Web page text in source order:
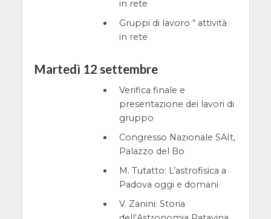
in rete
Gruppi di lavoro “ attività
in rete
Martedì 12 settembre
Verifica finale e
presentazione dei lavori di
gruppo
Congresso Nazionale SAIt,
Palazzo del Bo
M. Tutatto: L’astrofisica a
Padova oggi e domani
V. Zanini: Storia